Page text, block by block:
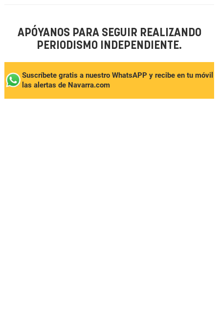
APÓYANOS PARA SEGUIR REALIZANDO
PERIODISMO INDEPENDIENTE.
Suscríbete gratis a nuestro WhatsAPP y recibe en tu móvil
las alertas de Navarra.com